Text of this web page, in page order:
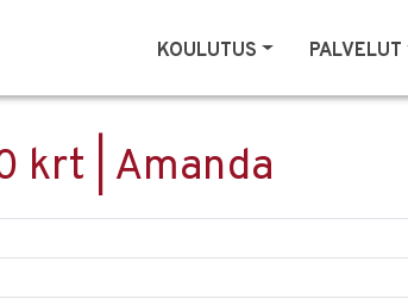
KOULUTUS PALVELUT
krt | Amanda